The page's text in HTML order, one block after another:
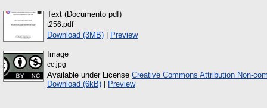
Text (Documento pdf)
t256.pdf
Download (3MB) | Preview
Image
cc.jpg
Available under License Creative Commons Attribution Non-
Download (6kB) | Preview